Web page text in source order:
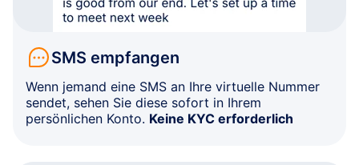
SMS empfangen
Wenn jemand eine SMS an Ihre virtuelle Nummer
sendet, sehen Sie diese sofort in Ihrem
persönlichen Konto. Keine KYC erforderlich